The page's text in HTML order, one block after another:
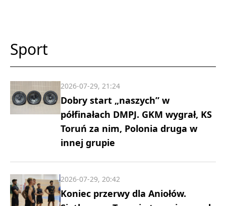
Sport
Dobry start „naszych” w
półfinałach DMPJ. GKM wygrał, KS
Toruń za nim, Polonia druga w
innej grupie
2026-07-29, 21:24
Koniec przerwy dla Aniołów.
2026-07-29, 20:42